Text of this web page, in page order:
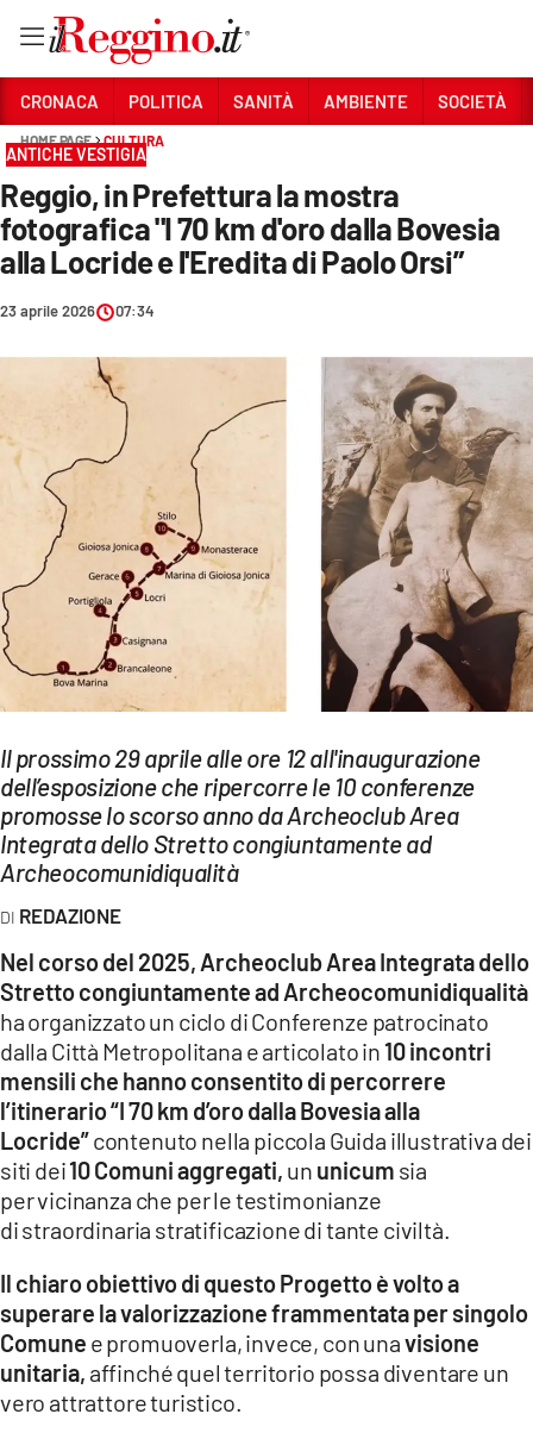
Sezioni
CRONACA
POLITICA
SANITÀ
AMBIENTE
CULTURA
ECONOMIA E LAVORO
EVENTI
SPORT
Streaming
LAC NETWORK
LAC ONAIR
Network
LACPLAY.IT
LACTV.IT
LACONAIR.IT
LACITYMAG.IT
ILREGGINO.IT
COSENZACHANNEL.IT
CATANZAROCHANNEL.IT
LACAPITALENEWS.IT
CRONACA POLITICA SANITÀ AMBIENTE SOCIETÀ
HOME PAGE CULTURA
ANTICHE VESTIGIA
Reggio, in Prefettura la mostra
fotografica "I 70 km d'oro dalla Bovesia
alla Locride e l'Eredita di Paolo Orsi”
23 aprile 2026 07:34
Il prossimo 29 aprile alle ore 12 all'inaugurazione
dell’esposizione che ripercorre le 10 conferenze
promosse lo scorso anno da Archeoclub Area
Integrata dello Stretto congiuntamente ad
Archeocomunidiqualità
REDAZIONE
Nel corso del 2025, Archeoclub Area Integrata dello
Stretto congiuntamente ad Archeocomunidiqualità
ha organizzato un ciclo di Conferenze patrocinato
dalla Città Metropolitana e articolato in 10 incontri
mensili che hanno consentito di percorrere
l’itinerario “I 70 km d’oro dalla Bovesia alla
Locride”contenuto nella piccola Guida illustrativa dei
siti dei10 Comuni aggregati, un unicum sia
per vicinanza che per le testimonianze
di straordinaria stratificazione di tante civiltà.
Il chiaro obiettivo di questo Progetto è volto a
superare la valorizzazione frammentata per singolo
Comune e promuoverla, invece, con unavisione
unitaria, affinché quel territorio possa diventare un
vero attrattore turistico.